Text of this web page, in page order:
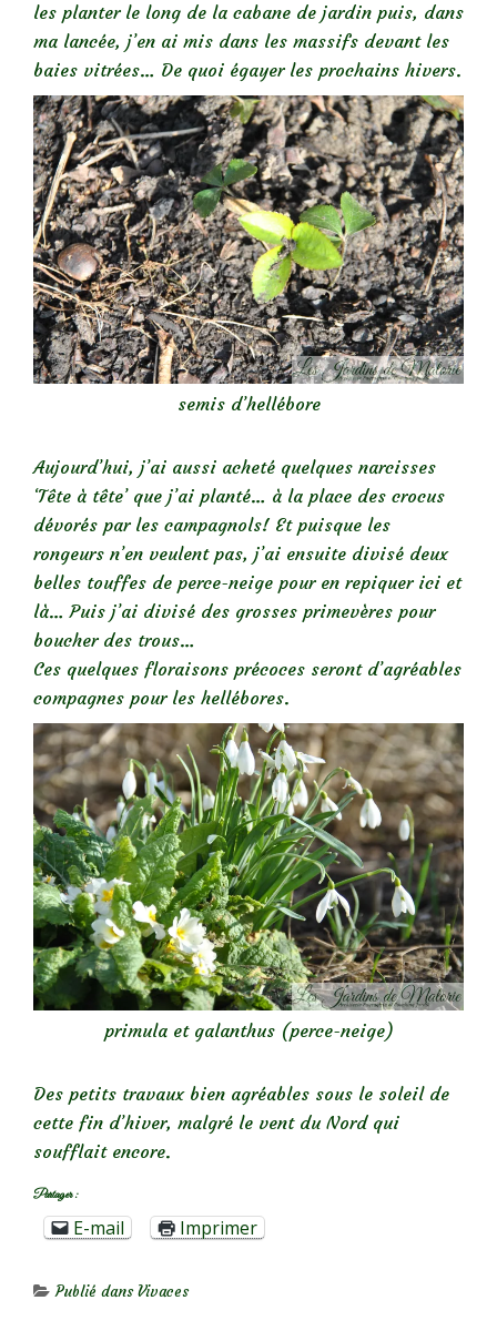
les planter le long de la cabane de jardin puis, dans
ma lancée, j’en ai mis dans les massifs devant les
baies vitrées… De quoi égayer les prochains hivers.
semis d’hellébore
Aujourd’hui, j’ai aussi acheté quelques narcisses
‘Tête à tête’ que j’ai planté… à la place des crocus
dévorés par les campagnols! Et puisque les
rongeurs n’en veulent pas, j’ai ensuite divisé deux
belles touffes de perce-neige pour en repiquer ici et
là… Puis j’ai divisé des grosses primevères pour
boucher des trous…
Ces quelques floraisons précoces seront d’agréables
compagnes pour les hellébores.
primula et galanthus (perce-neige)
Des petits travaux bien agréables sous le soleil de
cette fin d’hiver, malgré le vent du Nord qui
soufflait encore.
Partager :
E-mail Imprimer
Publié dansVivaces